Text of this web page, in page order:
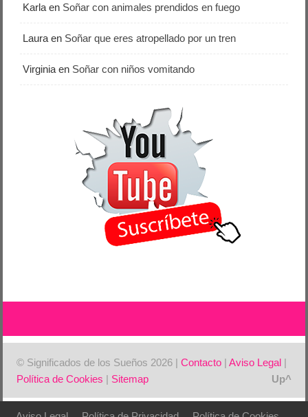
Karla en Soñar con animales prendidos en fuego
Laura en Soñar que eres atropellado por un tren
Virginia en Soñar con niños vomitando
© Significados de los Sueños 2026 |Contacto |Aviso Legal |
Política de Cookies | Sitemap